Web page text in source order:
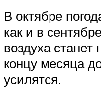
В октябре
как и в
воздуха станет
концу месяца
усилятся.